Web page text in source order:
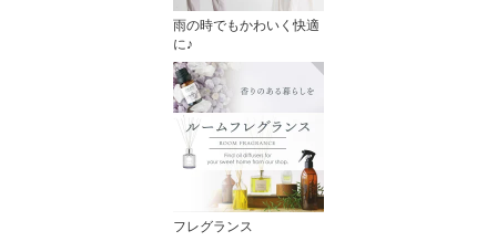
雨の時でもかわいく快適
に♪
フレグランス